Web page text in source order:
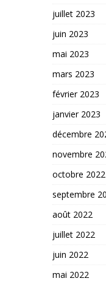
juillet 2023
juin 2023
mai 2023
mars 2023
février 2023
janvier 2023
décembre
novembre
octobre 2022
septembre
août 2022
juillet 2022
juin 2022
mai 2022